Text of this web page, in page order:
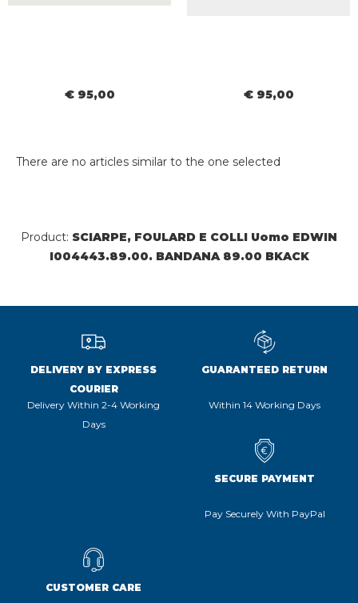
€ 95,00 € 95,00
There are no articles similar to the one selected
Product: SCIARPE, FOULARD E COLLI Uomo EDWIN
I004443.89.00. BANDANA 89.00 BKACK
DELIVERY BY EXPRESS
COURIER
Delivery Within 2-4 Working
Days
GUARANTEED RETURN
Within 14 Working Days
SECURE PAYMENT
Pay Securely With PayPal
CUSTOMER CARE